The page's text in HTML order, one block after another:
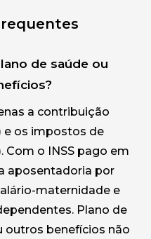
de saúde ou
a contribuição
e os impostos de
Com o INSS pago em
aposentadoria por
maternidade e
Plano de
outros benefícios não